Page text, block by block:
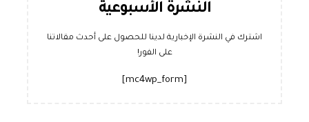
النشرة الأسبوعية
اشترك في النشرة الإخبارية لدينا للحصول على أحدث مقالاتنا
على الفور!